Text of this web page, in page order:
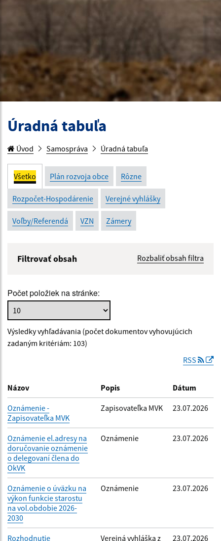
Úradná tabuľa
Úvod Samospráva Úradná tabuľa
Všetko Plán rozvoja obce Rôzne
Rozpočet-Hospodárenie Verejné vyhlášky
Voľby/Referendá VZN Zámery
Filtrovať obsah Rozbaliť obsah filtra
Popis:
Dátum zverejnenia od:
Filtrovať
Počet položiek na stránke:
Výsledky vyhľadávania (počet dokumentov vyhovujúcich
zadaným kritériám: 103)
RSS
Názov Popis Dátum
Oznámenie -
Zapisovateľka MVK
Zapisovateľka MVK 23.07.2026
Oznámenie el.adresy na
doručovanie oznámenie
o delegovaní člena do
OkVK
Oznámenie 23.07.2026
Oznámenie o úväzku na
výkon funkcie starostu
na vol.obdobie 2026-
2030
Oznámenie 23.07.2026
Rozhodnutie Verejná vyhláška z 23.07.2026